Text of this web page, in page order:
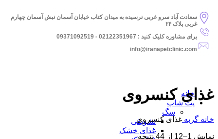
سعادت آباد سرو غربی نرسیده به میدان کتاب خیابان آسمان نبش آسمان چهارم
غربی پلاک ۲۴
برای مشاوره کلیک کنید : 02122351967 - 09371092519
info@iranapetclinic.com
خانه
پت شاپ
سگ
تشویقی
غذای خشک
غذای کنسروی
خانه گربه غذای کنسروی
نمایش 1–12 از 44 نتیجه